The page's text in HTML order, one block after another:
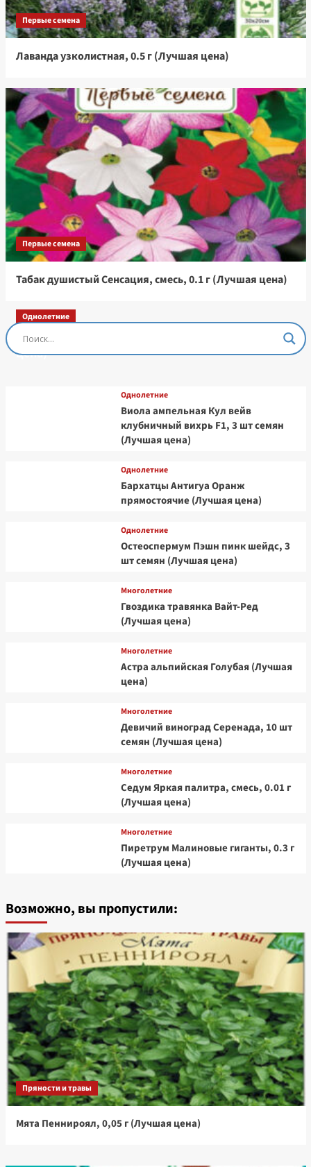
Первые семена
Лаванда узколистная, 0.5 г (Лучшая цена)
Первые семена
Табак душистый Сенсация, смесь, 0.1 г (Лучшая цена)
Однолетние
Остеоспермум Пэшн Роуз, 3 шт семян (Лучшая
цена)
Однолетние
Виола ампельная Кул вейв
клубничный вихрь F1, 3 шт семян
(Лучшая цена)
Однолетние
Бархатцы Антигуа Оранж
прямостоячие (Лучшая цена)
Однолетние
Остеоспермум Пэшн пинк шейдс, 3
шт семян (Лучшая цена)
Многолетние
Гвоздика травянка Вайт-Ред
(Лучшая цена)
Многолетние
Астра альпийская Голубая (Лучшая
цена)
Многолетние
Девичий виноград Серенада, 10 шт
семян (Лучшая цена)
Многолетние
Седум Яркая палитра, смесь, 0.01 г
(Лучшая цена)
Многолетние
Пиретрум Малиновые гиганты, 0.3 г
(Лучшая цена)
Возможно, вы пропустили:
Пряности и травы
Мята Пеннироял, 0,05 г (Лучшая цена)